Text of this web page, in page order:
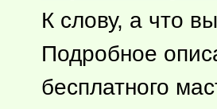
К слову, а что
Подробное
бесплатного